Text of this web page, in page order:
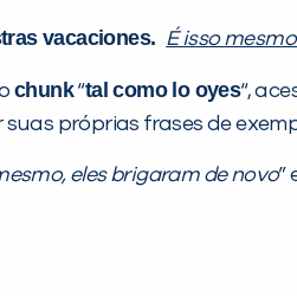
vacaciones. É isso
chunk“tal como lo oyes“,
próprias frases de
eles brigaram de novo”